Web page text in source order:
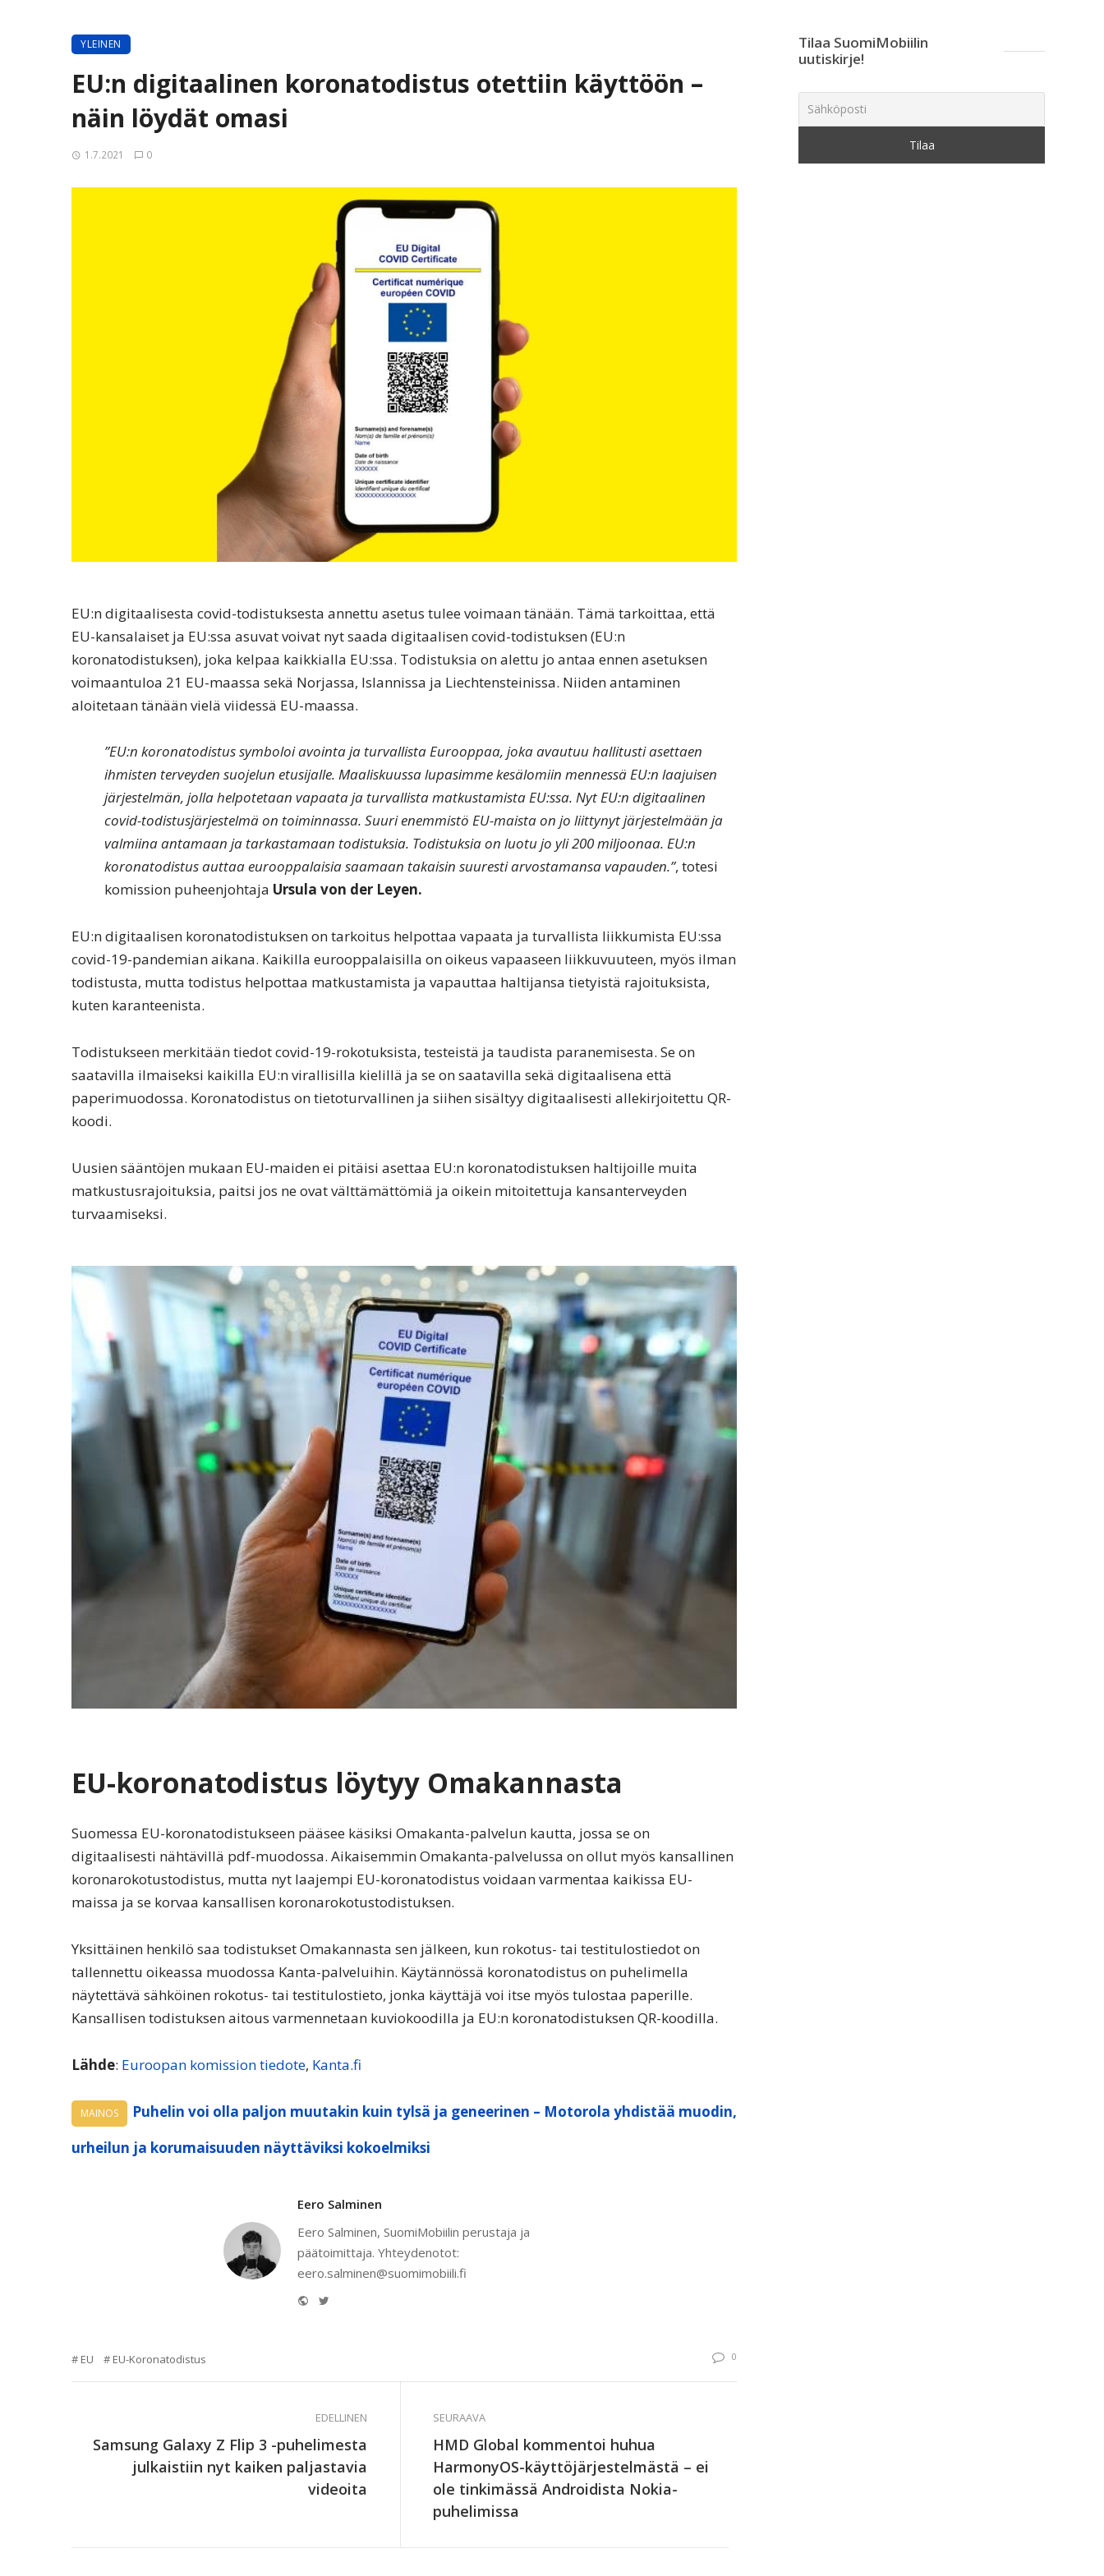
YLEINEN
EU:n digitaalinen koronatodistus otettiin käyttöön –
näin löydät omasi
1.7.2021 0
EU:n digitaalisesta covid-todistuksesta annettu asetus tulee voimaan tänään. Tämä tarkoittaa, että
EU-kansalaiset ja EU:ssa asuvat voivat nyt saada digitaalisen covid-todistuksen (EU:n
koronatodistuksen), joka kelpaa kaikkialla EU:ssa. Todistuksia on alettu jo antaa ennen asetuksen
voimaantuloa 21 EU-maassa sekä Norjassa, Islannissa ja Liechtensteinissa. Niiden antaminen
aloitetaan tänään vielä viidessä EU-maassa.
”EU:n koronatodistus symboloi avointa ja turvallista Eurooppaa, joka avautuu hallitusti asettaen
ihmisten terveyden suojelun etusijalle. Maaliskuussa lupasimme kesälomiin mennessä EU:n laajuisen
järjestelmän, jolla helpotetaan vapaata ja turvallista matkustamista EU:ssa. Nyt EU:n digitaalinen
covid-todistusjärjestelmä on toiminnassa. Suuri enemmistö EU-maista on jo liittynyt järjestelmään ja
valmiina antamaan ja tarkastamaan todistuksia. Todistuksia on luotu jo yli 200 miljoonaa. EU:n
koronatodistus auttaa eurooppalaisia saamaan takaisin suuresti arvostamansa vapauden.”, totesi
komission puheenjohtaja Ursula von der Leyen.
EU:n digitaalisen koronatodistuksen on tarkoitus helpottaa vapaata ja turvallista liikkumista EU:ssa
covid-19-pandemian aikana. Kaikilla eurooppalaisilla on oikeus vapaaseen liikkuvuuteen, myös ilman
todistusta, mutta todistus helpottaa matkustamista ja vapauttaa haltijansa tietyistä rajoituksista,
kuten karanteenista.
Todistukseen merkitään tiedot covid-19-rokotuksista, testeistä ja taudista paranemisesta. Se on
saatavilla ilmaiseksi kaikilla EU:n virallisilla kielillä ja se on saatavilla sekä digitaalisena että
paperimuodossa. Koronatodistus on tietoturvallinen ja siihen sisältyy digitaalisesti allekirjoitettu QR-
koodi.
Uusien sääntöjen mukaan EU-maiden ei pitäisi asettaa EU:n koronatodistuksen haltijoille muita
matkustusrajoituksia, paitsi jos ne ovat välttämättömiä ja oikein mitoitettuja kansanterveyden
turvaamiseksi.
EU-koronatodistus löytyy Omakannasta
Suomessa EU-koronatodistukseen pääsee käsiksi Omakanta-palvelun kautta, jossa se on
digitaalisesti nähtävillä pdf-muodossa. Aikaisemmin Omakanta-palvelussa on ollut myös kansallinen
koronarokotustodistus, mutta nyt laajempi EU-koronatodistus voidaan varmentaa kaikissa EU-
maissa ja se korvaa kansallisen koronarokotustodistuksen.
Yksittäinen henkilö saa todistukset Omakannasta sen jälkeen, kun rokotus- tai testitulostiedot on
tallennettu oikeassa muodossa Kanta-palveluihin. Käytännössä koronatodistus on puhelimella
näytettävä sähköinen rokotus- tai testitulostieto, jonka käyttäjä voi itse myös tulostaa paperille.
Kansallisen todistuksen aitous varmennetaan kuviokoodilla ja EU:n koronatodistuksen QR-koodilla.
Lähde: Euroopan komission tiedote, Kanta.fi
MAINOS
Puhelin voi olla paljon muutakin kuin tylsä ja geneerinen – Motorola yhdistää muodin,
urheilun ja korumaisuuden näyttäviksi kokoelmiksi
Eero Salminen
Eero Salminen, SuomiMobiilin perustaja ja
päätoimittaja. Yhteydenotot:
eero.salminen@suomimobiili.fi
Website
EU EU-Koronatodistus 0
EDELLINEN
Samsung Galaxy Z Flip 3 -puhelimesta
julkaistiin nyt kaiken paljastavia
videoita
SEURAAVA
HMD Global kommentoi huhua
HarmonyOS-käyttöjärjestelmästä – ei
ole tinkimässä Androidista Nokia-
puhelimissa
Tilaa SuomiMobiilin
uutiskirje!